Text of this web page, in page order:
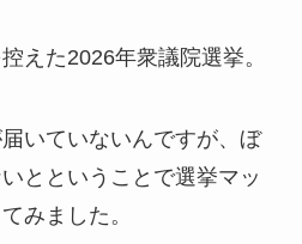
えた2026年衆議院選挙。
いていないんですが、ぼ
とということで選挙マッ
みました。